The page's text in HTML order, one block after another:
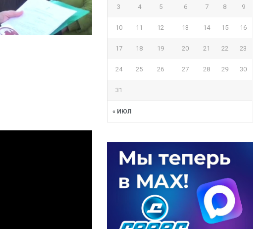
« ИЮЛ
3 4 5 6 7 8 9
10 11 12 13 14 15 16
17 18 19 20 21 22 23
24 25 26 27 28 29 30
31